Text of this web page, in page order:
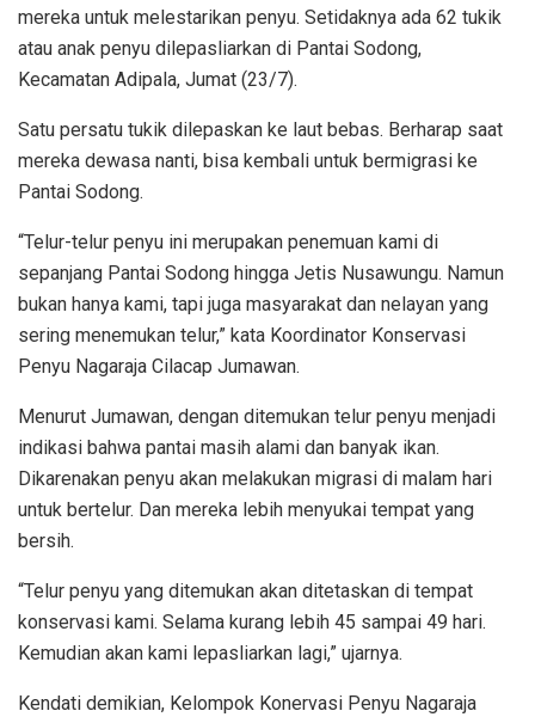
mereka untuk melestarikan penyu. Setidaknya ada 62 tukik
atau anak penyu dilepasliarkan di Pantai Sodong,
Kecamatan Adipala, Jumat (23/7).
Satu persatu tukik dilepaskan ke laut bebas. Berharap saat
mereka dewasa nanti, bisa kembali untuk bermigrasi ke
Pantai Sodong.
“Telur-telur penyu ini merupakan penemuan kami di
sepanjang Pantai Sodong hingga Jetis Nusawungu. Namun
bukan hanya kami, tapi juga masyarakat dan nelayan yang
sering menemukan telur,” kata Koordinator Konservasi
Penyu Nagaraja Cilacap Jumawan.
Menurut Jumawan, dengan ditemukan telur penyu menjadi
indikasi bahwa pantai masih alami dan banyak ikan.
Dikarenakan penyu akan melakukan migrasi di malam hari
untuk bertelur. Dan mereka lebih menyukai tempat yang
bersih.
“Telur penyu yang ditemukan akan ditetaskan di tempat
konservasi kami. Selama kurang lebih 45 sampai 49 hari.
Kemudian akan kami lepasliarkan lagi,” ujarnya.
Kendati demikian, Kelompok Konervasi Penyu Nagaraja